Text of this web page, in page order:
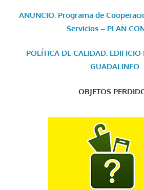
ANUNCIO: Programa de
Servicios – PLAN
POLÍTICA DE CALIDAD:
GUADALINFO
OBJETOS